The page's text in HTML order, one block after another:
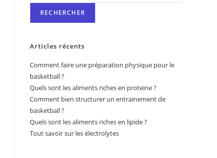
RECHERCHER
Articles récents
Comment faire une préparation physique pour le
basketball ?
Quels sont les aliments riches en proteine ?
Comment bien structurer un entrainement de
basketball ?
Quels sont les aliments riches en lipide ?
Tout savoir sur les électrolytes